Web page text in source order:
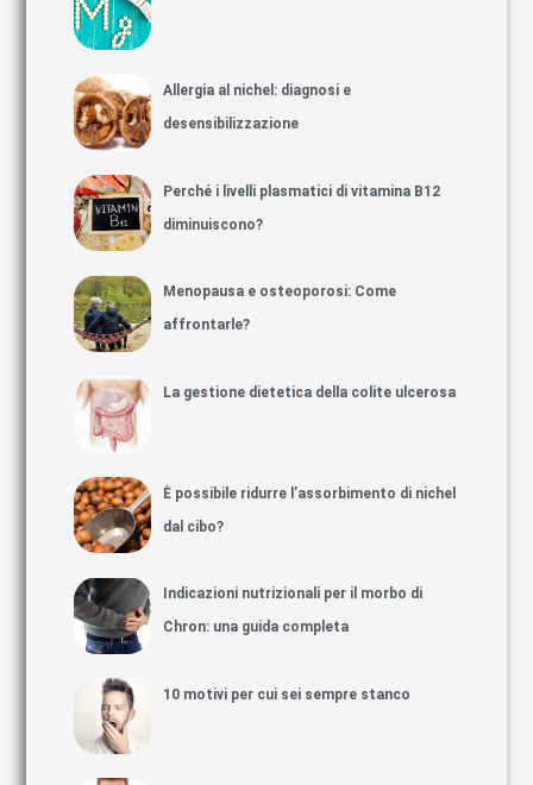
Allergia al nichel: diagnosi e
desensibilizzazione
Perché i livelli plasmatici di vitamina B12
diminuiscono?
Menopausa e osteoporosi: Come
affrontarle?
La gestione dietetica della colite ulcerosa
È possibile ridurre l’assorbimento di nichel
dal cibo?
Indicazioni nutrizionali per il morbo di
Chron: una guida completa
10 motivi per cui sei sempre stanco